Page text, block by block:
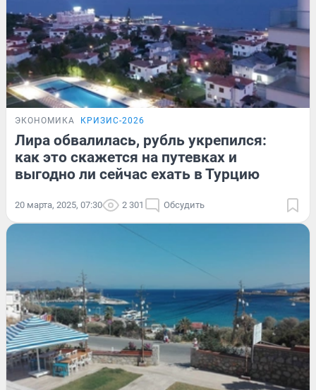
ЭКОНОМИКА КРИЗИС-2026
Лира обвалилась, рубль укрепился:
как это скажется на путевках и
выгодно ли сейчас ехать в Турцию
20 марта, 2025, 07:30 2 301 Обсудить